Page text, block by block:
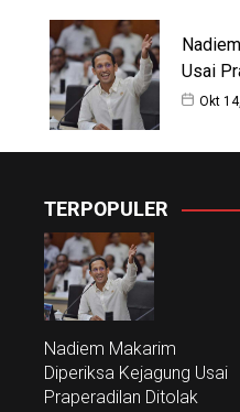
Usai
Okt
TERPOPULER
Nadiem Makarim
Diperiksa Kejagung Usai
Praperadilan Ditolak